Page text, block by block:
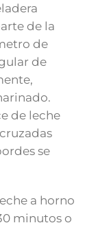
de la
de
de
de leche
se
a horno
minutos o